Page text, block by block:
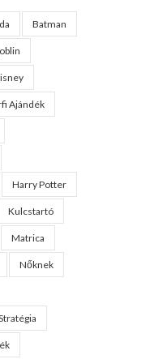
Batman
Ajándék
Harry Potter
Kulcstartó
Matrica
Nőknek